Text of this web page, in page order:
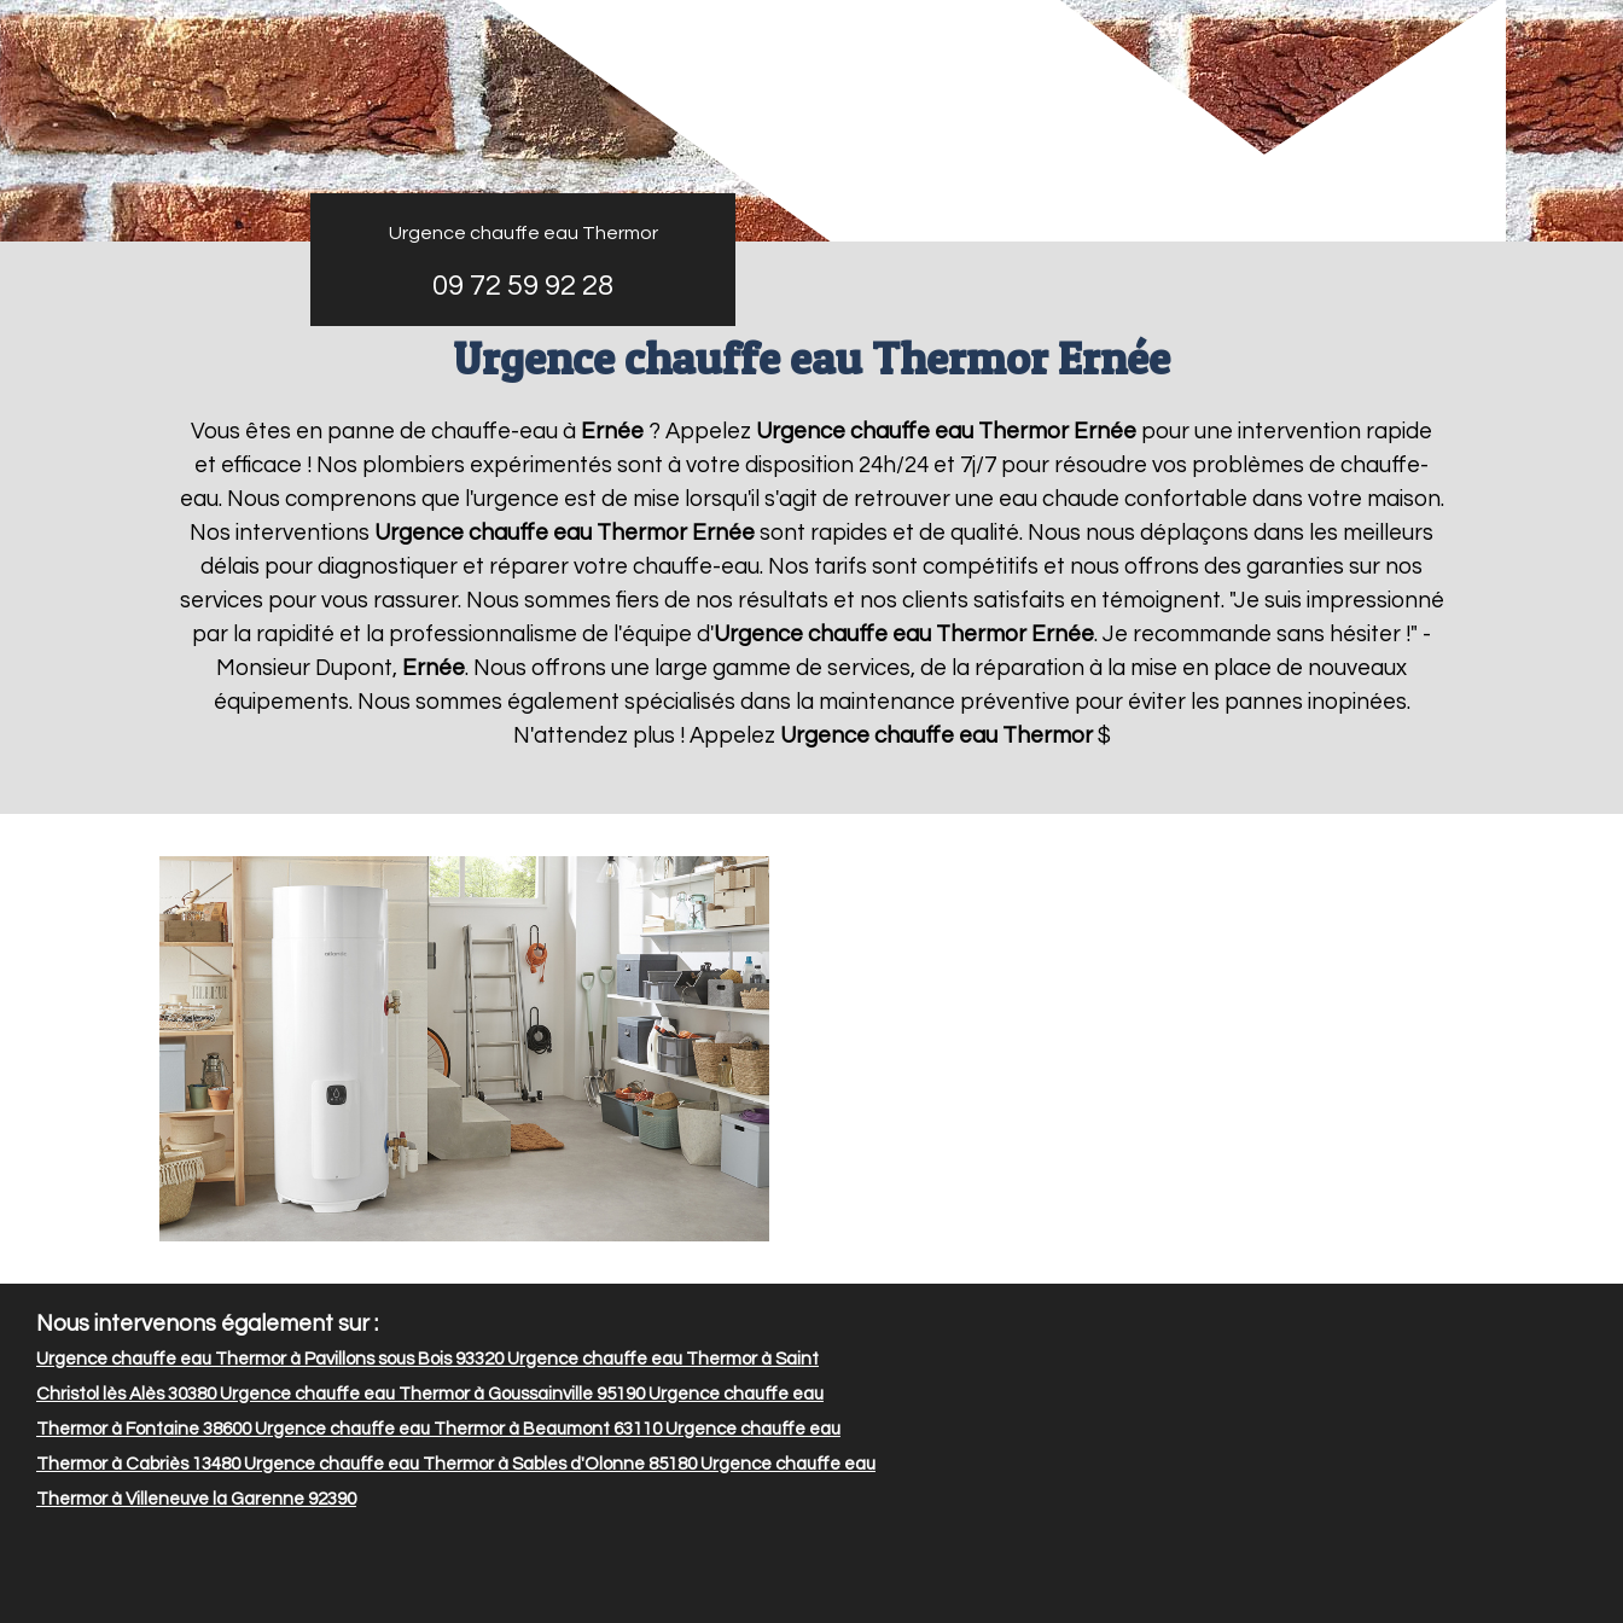
Urgence chauffe eau Thermor
09 72 59 92 28
Urgence chauffe eau Thermor Ernée
Vous êtes en panne de chauffe-eau à Ernée ? Appelez Urgence chauffe eau Thermor Ernée pour une intervention rapide
et efficace ! Nos plombiers expérimentés sont à votre disposition 24h/24 et 7j/7 pour résoudre vos problèmes de chauffe-
eau. Nous comprenons que l'urgence est de mise lorsqu'il s'agit de retrouver une eau chaude confortable dans votre maison.
Nos interventions Urgence chauffe eau Thermor Ernée sont rapides et de qualité. Nous nous déplaçons dans les meilleurs
délais pour diagnostiquer et réparer votre chauffe-eau. Nos tarifs sont compétitifs et nous offrons des garanties sur nos
services pour vous rassurer. Nous sommes fiers de nos résultats et nos clients satisfaits en témoignent. "Je suis impressionné
par la rapidité et la professionnalisme de l'équipe d'Urgence chauffe eau Thermor Ernée. Je recommande sans hésiter !" -
Monsieur Dupont, Ernée. Nous offrons une large gamme de services, de la réparation à la mise en place de nouveaux
équipements. Nous sommes également spécialisés dans la maintenance préventive pour éviter les pannes inopinées.
N'attendez plus ! Appelez Urgence chauffe eau Thermor$
Nous intervenons également sur :
Urgence chauffe eau Thermor à Pavillons sous Bois 93320Urgence chauffe eau Thermor à Saint
Christol lès Alès 30380Urgence chauffe eau Thermor à Goussainville 95190Urgence chauffe eau
Thermor à Fontaine 38600Urgence chauffe eau Thermor à Beaumont 63110Urgence chauffe eau
Thermor à Cabriès 13480Urgence chauffe eau Thermor à Sables d'Olonne 85180Urgence chauffe eau
Thermor à Villeneuve la Garenne 92390